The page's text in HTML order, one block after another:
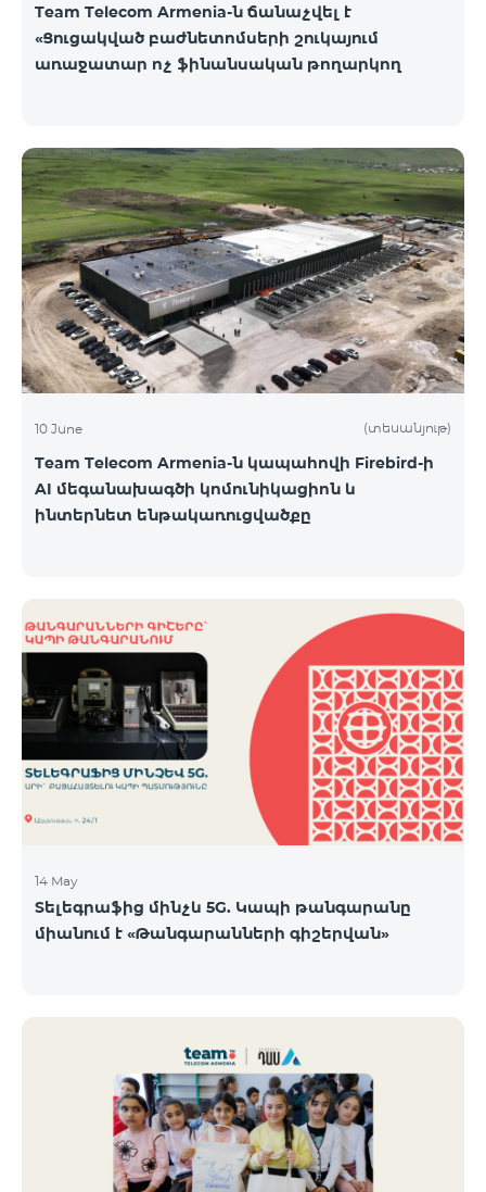
Team Telecom Armenia-ն ճանաչվել է
«Ցուցակված բաժնետոմսերի շուկայում
առաջատար ոչ ֆինանսական թողարկող
10 June (տեսանյութ)
Team Telecom Armenia-ն կապահովի Firebird-ի
AI մեգանախագծի կոմունիկացիոն և
ինտերնետ ենթակառուցվածքը
14 May
Տելեգրաֆից մինչև 5G. Կապի թանգարանը
միանում է «Թանգարանների գիշերվան»